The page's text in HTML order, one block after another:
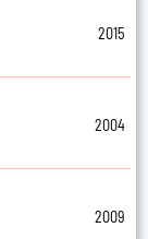
2015
2004
2009